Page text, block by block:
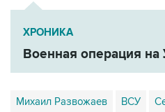
ХРОНИКА
Военная операция на
Михаил Развожаев ВСУ